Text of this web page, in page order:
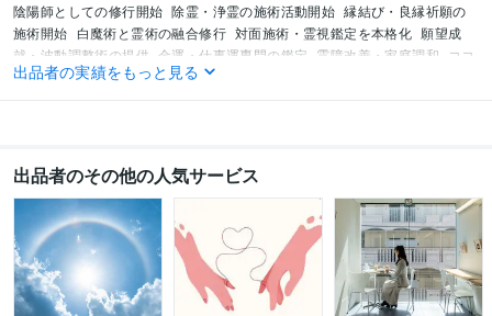
陰陽師としての修行開始 除霊・浄霊の施術活動開始 縁結び・良縁祈願の
施術開始 白魔術と霊術の融合修行 対面施術・霊視鑑定を本格化 願望成
就・波動調整術の提供 金運・仕事運専門の鑑定 霊障改善・家庭調和
ココ
ナラにて占い活動開始
数秘術鑑定士 取得年 : 2018年
オラクル認定コンサルタント 取得年 : 2019年
ビジネス・クリエイティブツール
ferretOne:5年Joomla!:3年 Movabletype:3年 WordPress:3年
得意分野
出品者の実績をもっと見る
出品者のその他の人気サービス